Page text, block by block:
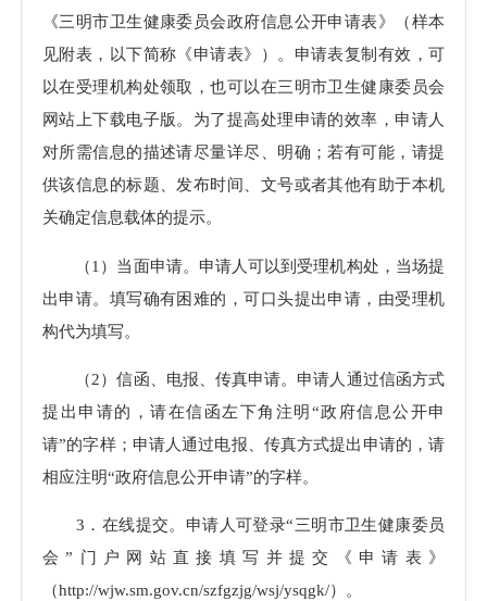
《三明市卫生健康委员会政府信息公开申请表》（样本
见附表，以下简称《申请表》）。申请表复制有效，可
以在受理机构处领取，也可以在三明市卫生健康委员会
网站上下载电子版。为了提高处理申请的效率，申请人
对所需信息的描述请尽量详尽、明确；若有可能，请提
供该信息的标题、发布时间、文号或者其他有助于本机
关确定信息载体的提示。
（1）当面申请。申请人可以到受理机构处，当场提
出申请。填写确有困难的，可口头提出申请，由受理机
构代为填写。
（2）信函、电报、传真申请。申请人通过信函方式
提出申请的，请在信函左下角注明“政府信息公开申
请”的字样；申请人通过电报、传真方式提出申请的，请
相应注明“政府信息公开申请”的字样。
3．在线提交。申请人可登录“三明市卫生健康委员
会”门户网站直接填写并提交《申请表》
（http://wjw.sm.gov.cn/szfgzjg/wsj/ysqgk/）。